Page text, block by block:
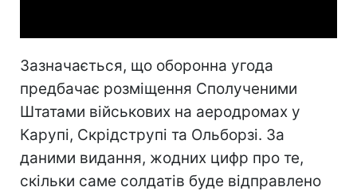
Зазначається, що оборонна угода
предбачає розміщення Сполученими
Штатами військових на аеродромах у
Карупі, Скрідструпі та Ольборзі. За
даними видання, жодних цифр про те,
скільки саме солдатів буде відправлено